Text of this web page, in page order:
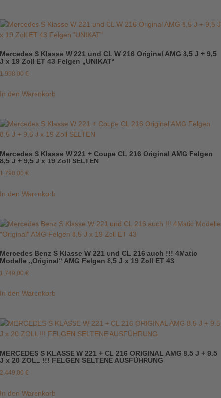
Mercedes S Klasse W 221 und CL W 216 Original AMG 8,5 J + 9,5
J x 19 Zoll ET 43 Felgen „UNIKAT“
1.998,00 €
In den Warenkorb
Mercedes S Klasse W 221 + Coupe CL 216 Original AMG Felgen
8,5 J + 9,5 J x 19 Zoll SELTEN
1.798,00 €
In den Warenkorb
Mercedes Benz S Klasse W 221 und CL 216 auch !!! 4Matic
Modelle „Original“ AMG Felgen 8,5 J x 19 Zoll ET 43
1.749,00 €
In den Warenkorb
MERCEDES S KLASSE W 221 + CL 216 ORIGINAL AMG 8.5 J + 9.5
J x 20 ZOLL !!! FELGEN SELTENE AUSFÜHRUNG
2.449,00 €
In den Warenkorb